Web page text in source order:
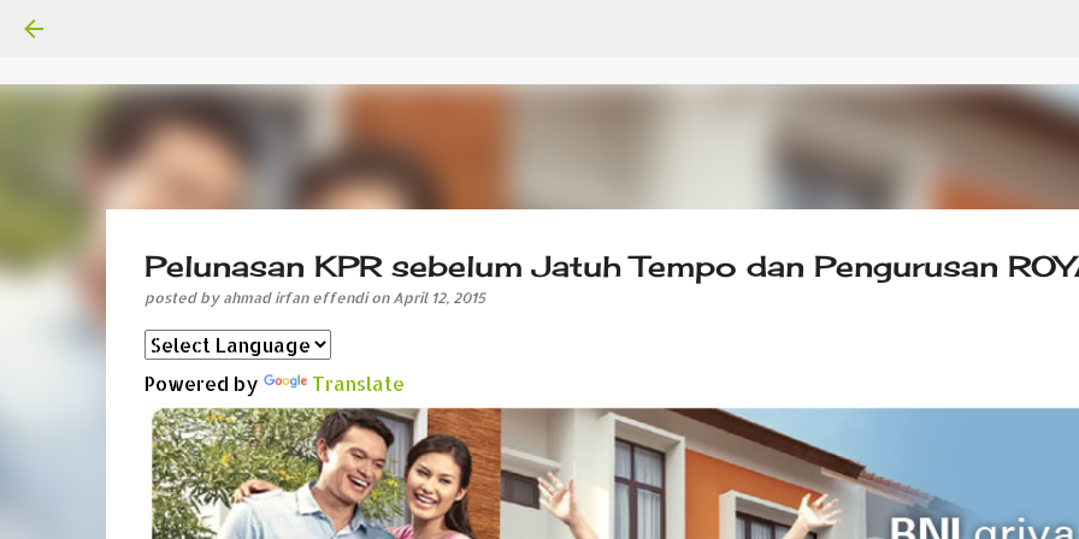
Pelunasan KPR sebelum Jatuh Tempo dan Pengurusan
posted by ahmad irfan effendi on April 12, 2015
Powered by Translate